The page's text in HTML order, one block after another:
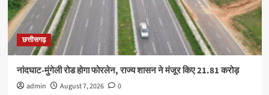
छत्तीसगढ़
नांदघाट-मुंगेली रोड होगा फोरलेन, राज्य शासन ने मंजूर किए 21.81 करोड़
admin August 7, 2026 0